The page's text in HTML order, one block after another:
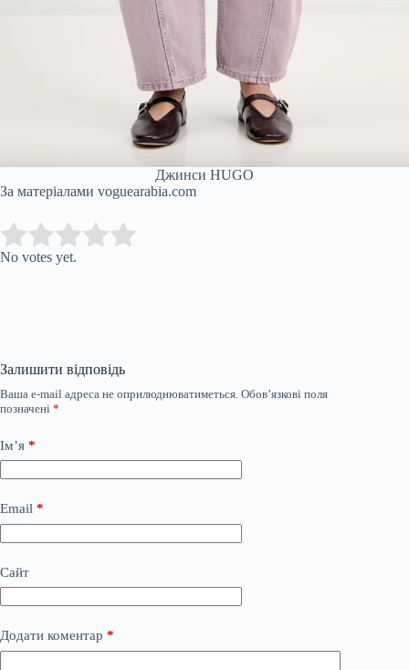
Джинси HUGO
За матеріалами voguearabia.com
Rate this item:
No votes yet.
Залишити відповідь
Ваша e-mail адреса не оприлюднюватиметься. Обов’язкові поля
позначені *
Ім’я *
Email *
Сайт
Додати коментар *